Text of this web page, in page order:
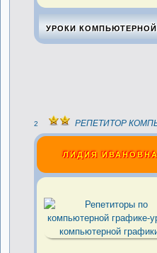
УРОКИ КОМПЬЮТЕРНОЙ
2 РЕПЕТИТОР
ЛИДИЯ ИВАНОВНА